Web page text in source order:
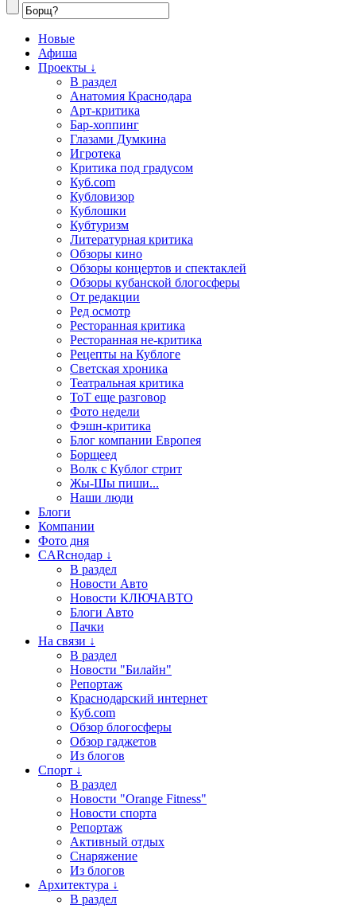
Новые
Афиша
Проекты ↓
В раздел
Анатомия Краснодара
Арт-критика
Бар-хоппинг
Глазами Думкина
Игротека
Критика под градусом
Куб.com
Кубловизор
Кублошки
Кубтуризм
Литературная критика
Обзоры кино
Обзоры концертов и спектаклей
Обзоры кубанской блогосферы
От редакции
Ред осмотр
Ресторанная критика
Ресторанная не-критика
Рецепты на Кублоге
Светская хроника
Театральная критика
ТоТ еще разговор
Фото недели
Фэшн-критика
Блог компании Европея
Борщеед
Волк с Кублог стрит
Жы-Шы пиши...
Наши люди
Блоги
Компании
Фото дня
CARснодар ↓
В раздел
Новости Авто
Новости КЛЮЧАВТО
Блоги Авто
Пачки
На связи ↓
В раздел
Новости "Билайн"
Репортаж
Краснодарский интернет
Куб.com
Обзор блогосферы
Обзор гаджетов
Из блогов
Спорт ↓
В раздел
Новости "Orange Fitness"
Новости спорта
Репортаж
Активный отдых
Снаряжение
Из блогов
Архитектура ↓
В раздел